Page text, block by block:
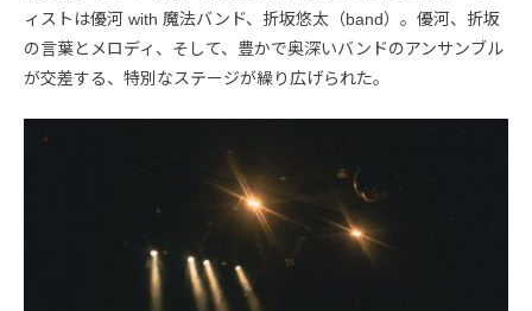
ィストは優河 with 魔法バンド、折坂悠太（band）。優河、折坂
の言葉とメロディ、そして、豊かで奥深いバンドのアンサンブル
が交差する、特別なステージが繰り広げられた。